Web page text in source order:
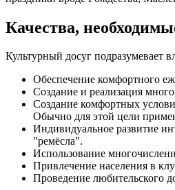
Качества,
Культурный досуг подразумевает
Обеспечение комфортного
Создание и реализация
Создание комфортных
Обычно для этой цели
Индивидуальное развитие
"ремёсла".
Использование
Привлечение населения в
Проведение любительского